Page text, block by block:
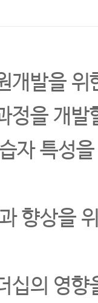
개발을
정을 개발
자 특성
향상을
십의 영향